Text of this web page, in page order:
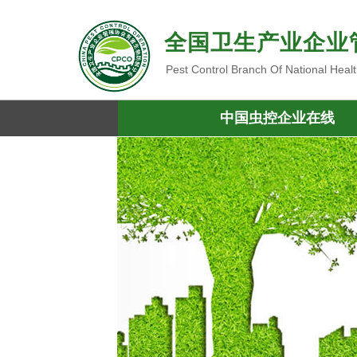
全国卫生产业企
Pest Control Branch Of National
中国虫控企业在线